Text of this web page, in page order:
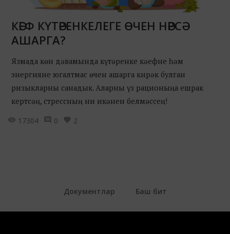
КӘЕФ КҮТӘРЕНКЕЛЕГЕ ӨЧЕН НӘРСӘ
АШАРГА?
Язмада көн дәвамында күтәренке кәефне һәм
энергияне югалтмас өчен ашарга кирәк булган
ризыкларны санадык. Аларны үз рационыңа ешрак
кертсәң, стрессның ни икәнен белмәссең!
17304
0 2
Документлар Баш бит